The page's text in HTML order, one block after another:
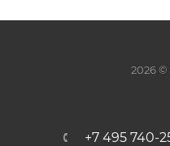
2026
+7 495 740-